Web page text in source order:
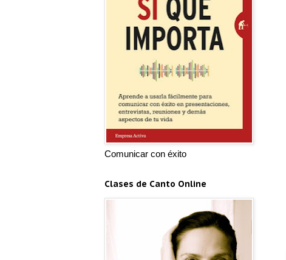
Comunicar con éxito
Clases de Canto Online